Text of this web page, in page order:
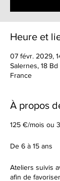
Heure et
07 févr. 2029,
Salernes, 18
France
À propos
125 €/mois ou
De 6 à 15 ans
Ateliers suivis
afin de